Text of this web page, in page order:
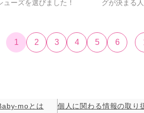
ーズを選びました！
グが決まる
1 2 3 4 5 6
moとは 個人に関わる情報の取り